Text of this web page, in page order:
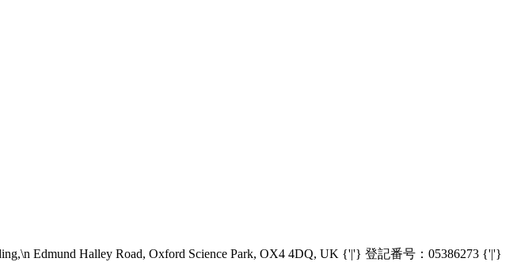
Edmund Halley Road, Oxford Science Park, OX4 4DQ, UK {'|'} 登記番号：05386273 {'|'}